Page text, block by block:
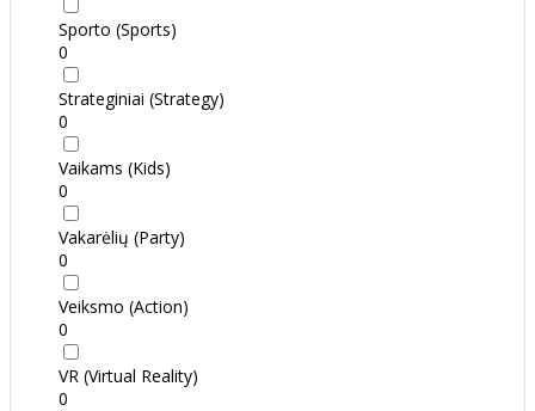
Sporto (Sports)
0
Strateginiai (Strategy)
0
Vaikams (Kids)
0
Vakarėlių (Party)
0
Veiksmo (Action)
0
VR (Virtual Reality)
0